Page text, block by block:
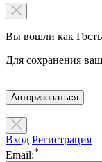
Вы вошли как
Для сохранения
Авторизоваться
Вход Регистрация
Email:*